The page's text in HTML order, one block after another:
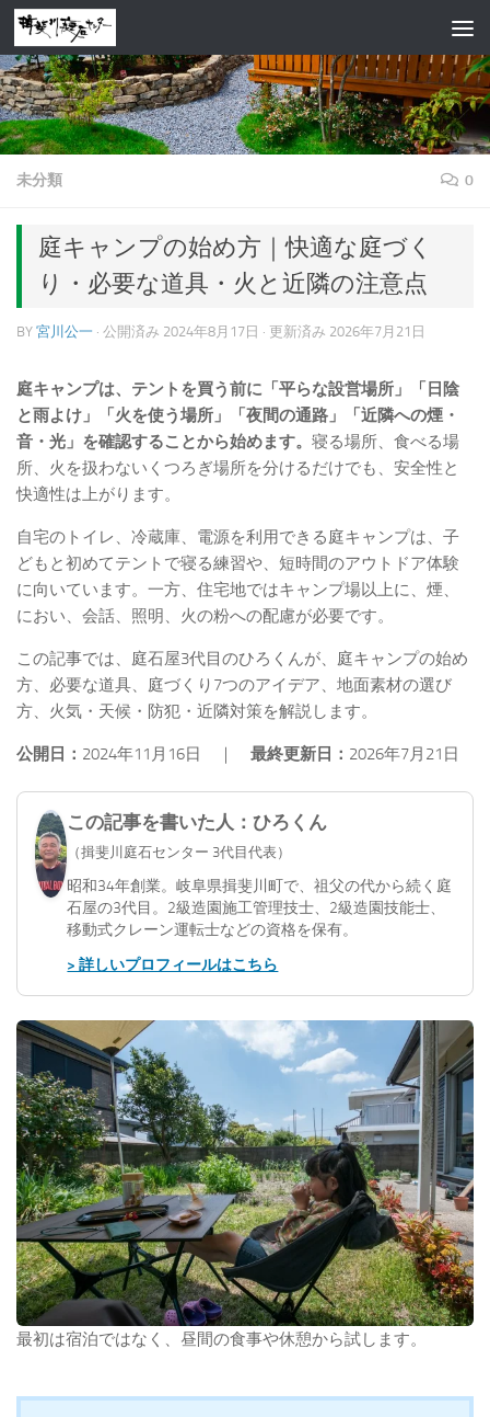
コンテンツへスキップ
未分類 0
庭キャンプの始め方｜快適な庭づく
り・必要な道具・火と近隣の注意点
BY 宮川公一 · 公開済み 2024年8月17日 · 更新済み 2026年7月21日
庭キャンプは、テントを買う前に「平らな設営場所」「日陰
と雨よけ」「火を使う場所」「夜間の通路」「近隣への煙・
音・光」を確認することから始めます。 寝る場所、食べる場
所、火を扱わないくつろぎ場所を分けるだけでも、安全性と
快適性は上がります。
自宅のトイレ、冷蔵庫、電源を利用できる庭キャンプは、子
どもと初めてテントで寝る練習や、短時間のアウトドア体験
に向いています。一方、住宅地ではキャンプ場以上に、煙、
におい、会話、照明、火の粉への配慮が必要です。
この記事では、庭石屋3代目のひろくんが、庭キャンプの始め
方、必要な道具、庭づくり7つのアイデア、地面素材の選び
方、火気・天候・防犯・近隣対策を解説します。
公開日： 2024年11月16日 ｜ 最終更新日： 2026年7月21日
この記事を書いた人：ひろくん
（揖斐川庭石センター 3代目代表）
昭和34年創業。岐阜県揖斐川町で、祖父の代から続く庭
石屋の3代目。2級造園施工管理技士、2級造園技能士、
移動式クレーン運転士などの資格を保有。
> 詳しいプロフィールはこちら
最初は宿泊ではなく、昼間の食事や休憩から試します。